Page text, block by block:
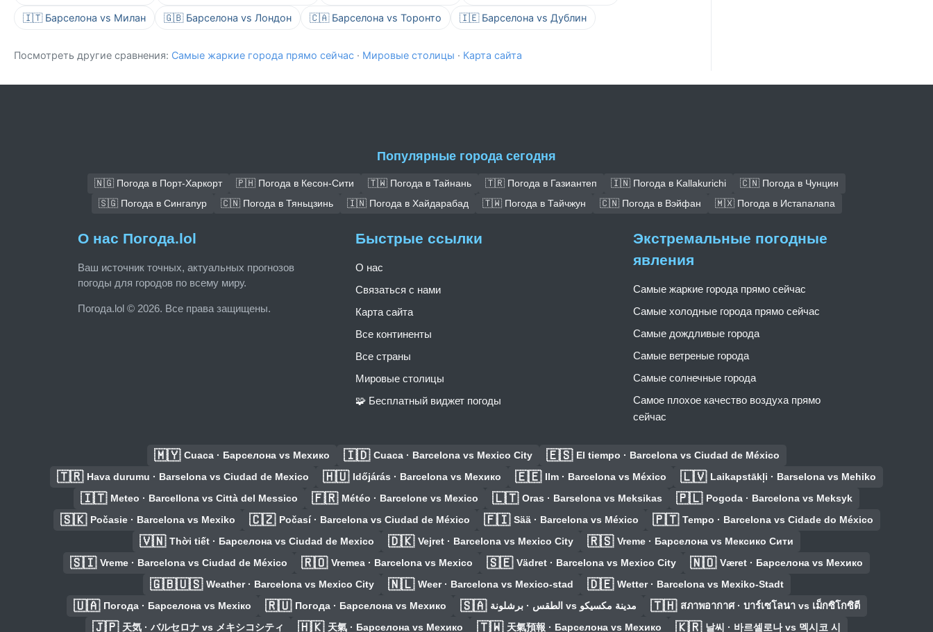
🇮🇹 Барселона vs Милан 🇬🇧 Барселона vs Лондон 🇨🇦 Барселона vs Торонто 🇮🇪 Барселона vs Дублин
Посмотреть другие сравнения: Самые жаркие города прямо сейчас · Мировые столицы · Карта сайта
Популярные города сегодня
🇳🇬 Погода в Порт-Харкорт 🇵🇭 Погода в Кесон-Сити 🇹🇼 Погода в Тайнань 🇹🇷 Погода в Газиантеп 🇮🇳 Погода в Kallakurichi
🇨🇳 Погода в Чунцин
🇸🇬 Погода в Сингапур
🇨🇳 Погода в Тяньцзинь 🇮🇳 Погода в Хайдарабад 🇹🇼 Погода в Тайчжун 🇨🇳 Погода в Вэйфан 🇲🇽 Погода в Истапалапа
О нас Погода.lol
Ваш источник точных, актуальных прогнозов
погоды для городов по всему миру.
Погода.lol © 2026. Все права защищены.
Быстрые ссылки
О нас
Связаться с нами
Карта сайта
Все континенты
Все страны
Мировые столицы
🧩 Бесплатный виджет погоды
Экстремальные погодные
явления
Самые жаркие города прямо сейчас
Самые холодные города прямо сейчас
Самые дождливые города
Самые ветреные города
Самые солнечные города
Самое плохое качество воздуха прямо
сейчас
🇲🇾 Cuaca · Барселона vs Мехико 🇮🇩 Cuaca · Barcelona vs Mexico City 🇪🇸 El tiempo · Barcelona vs Ciudad de México
🇹🇷 Hava durumu · Barselona vs Ciudad de Mexico 🇭🇺 Időjárás · Barcelona vs Мехико 🇪🇪 Ilm · Barcelona vs México 🇱🇻 Laikapstākļi · Barselona vs Mehiko
🇮🇹 Meteo · Barcellona vs Città del Messico 🇫🇷 Météo · Barcelone vs Mexico 🇱🇹 Oras · Barselona vs Meksikas 🇵🇱 Pogoda · Barcelona vs Meksyk
🇸🇰 Počasie · Barcelona vs Mexiko 🇨🇿 Počasí · Barcelona vs Ciudad de México 🇫🇮 Sää · Barcelona vs México 🇵🇹 Tempo · Barcelona vs Cidade do México
🇻🇳 Thời tiết · Барселона vs Ciudad de Mexico 🇩🇰 Vejret · Barcelona vs Mexico City 🇷🇸 Vreme · Барселона vs Мексико Сити
🇸🇮 Vreme · Barcelona vs Ciudad de México 🇷🇴 Vremea · Barcelona vs Mexico 🇸🇪 Vädret · Barcelona vs Mexico City 🇳🇴 Været · Барселона vs Мехико
🇬🇧🇺🇸 Weather · Barcelona vs Mexico City 🇳🇱 Weer · Barcelona vs Mexico-stad 🇩🇪 Wetter · Barcelona vs Mexiko-Stadt
🇺🇦 Погода · Барселона vs Мехіко 🇷🇺 Погода · Барселона vs Мехико 🇸🇦 الطقس · برشلونة vs مدينة مكسيكو 🇹🇭 สภาพอากาศ · บาร์เซโลนา vs เม็กซิโกซิตี
🇯🇵 天気 · バルセロナ vs メキシコシティ 🇭🇰 天氣 · Барселона vs Мехико 🇹🇼 天氣預報 · Барселона vs Мехико 🇰🇷 날씨 · 바르셀로나 vs 멕시코 시